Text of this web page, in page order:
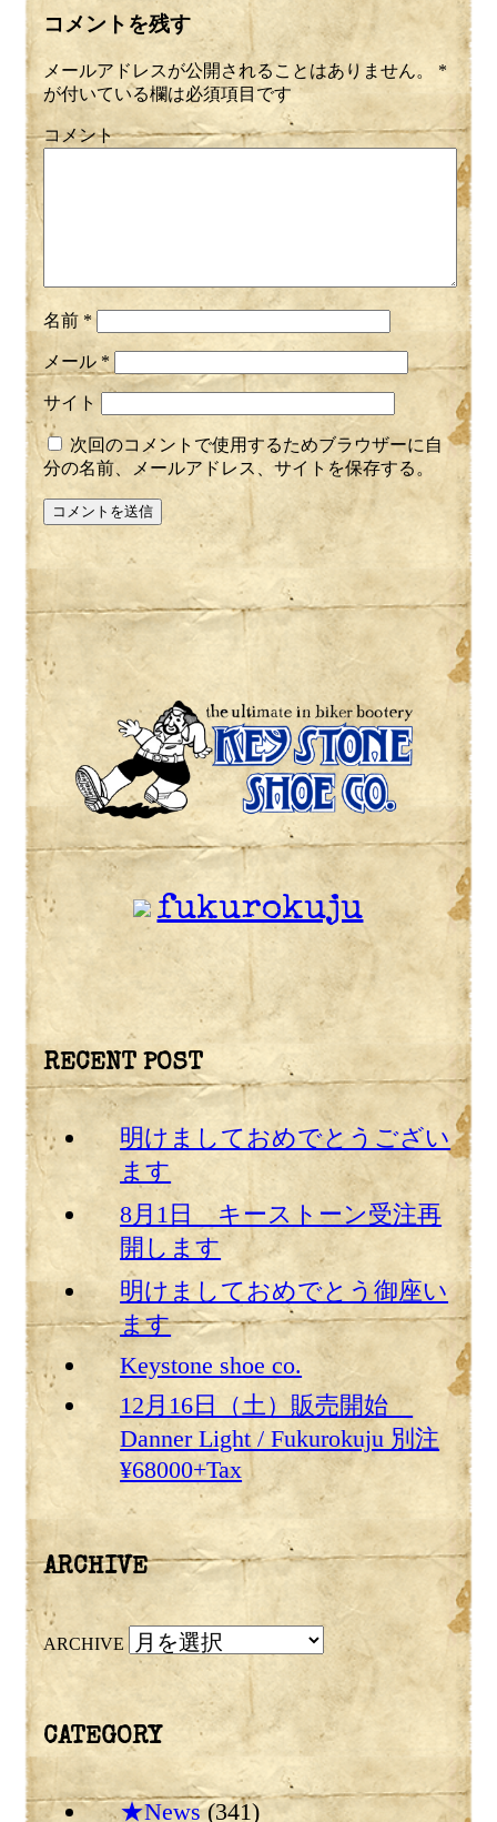
コメントを残す
メールアドレスが公開されることはありません。
*
が付いている欄は必須項目です
コメント
名前 *
メール *
サイト
次回のコメントで使用するためブラウザーに自
分の名前、メールアドレス、サイトを保存する。
fukurokuju
RECENT POST
明けましておめでとうござい
ます
8月1日 キーストーン受注再
開します
明けましておめでとう御座い
ます
Keystone shoe co.
12月16日（土）販売開始
Danner Light / Fukurokuju 別注
¥68000+Tax
ARCHIVE
ARCHIVE
CATEGORY
★News(341)